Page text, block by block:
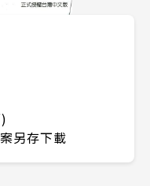
另存下載